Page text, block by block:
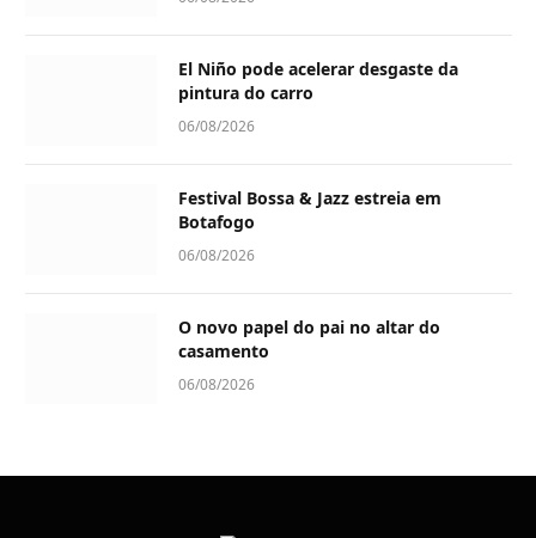
El Niño pode acelerar desgaste da
pintura do carro
06/08/2026
Festival Bossa & Jazz estreia em
Botafogo
06/08/2026
O novo papel do pai no altar do
casamento
06/08/2026